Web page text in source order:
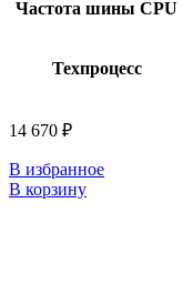
Частота шины CPU
Техпроцесс
14 670 ₽
В избранное
В корзину